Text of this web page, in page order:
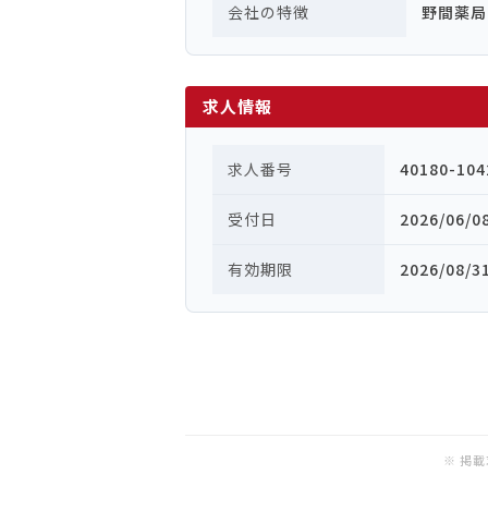
会社の特徴 野間薬
求人情報
求人番号 40180-
受付日 2026/06/
有効期限 2026/08/
※ 掲載